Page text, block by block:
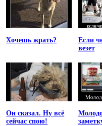
Хочешь жрать?
Если
везет
Он сказал. Ну всё
сейчас спою!